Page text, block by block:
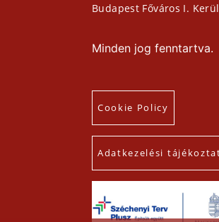
Budapest Főváros I.
Minden jog fenntartva.
Cookie Policy
Adatkezelési